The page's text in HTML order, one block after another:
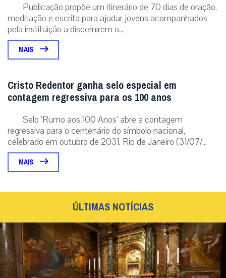
Publicação propõe um itinerário de 70 dias de oração,
meditação e escrita para ajudar jovens acompanhados
pela instituição a discernirem o...
MAIS
Cristo Redentor ganha selo especial em
contagem regressiva para os 100 anos
Selo ‘Rumo aos 100 Anos’ abre a contagem
regressiva para o centenário do símbolo nacional,
celebrado em outubro de 2031. Rio de Janeiro (31/07/...
MAIS
ÚLTIMAS NOTÍCIAS